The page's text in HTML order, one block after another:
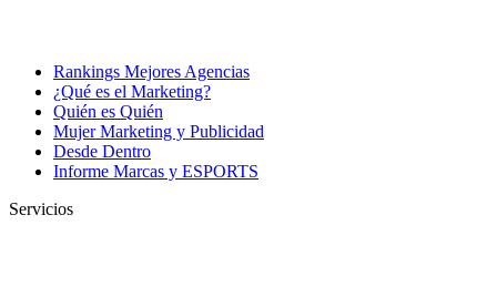
Rankings Mejores Agencias
¿Qué es el Marketing?
Quién es Quién
Mujer Marketing y Publicidad
Desde Dentro
Informe Marcas y ESPORTS
Servicios